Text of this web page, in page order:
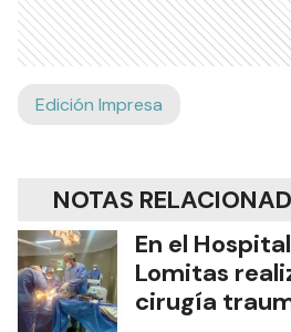
Edición Impresa
NOTAS
En el
Lomitas
cirugía